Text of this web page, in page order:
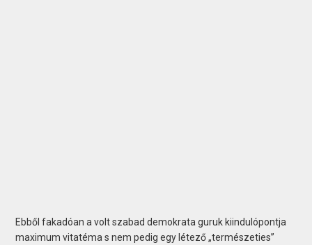
Ebből fakadóan a volt szabad demokrata guruk kiindulópontja
maximum vitatéma s nem pedig egy létező „természeties”